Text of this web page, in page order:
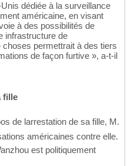
dédiée à la surveillance
américaine, en visant
à des possibilités de
infrastructure de
permettrait à des tiers
de façon furtive », a-t-il
fille
de larrestation de sa fille, M.
américaines contre elle.
est politiquement